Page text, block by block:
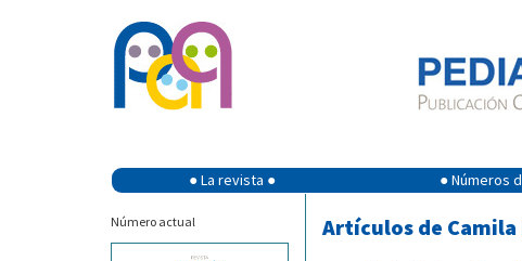
● La revista ● ● Números
Número actual Artículos de Camila